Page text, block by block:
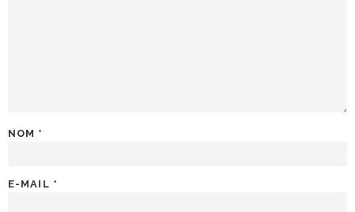
NOM *
E-MAIL *